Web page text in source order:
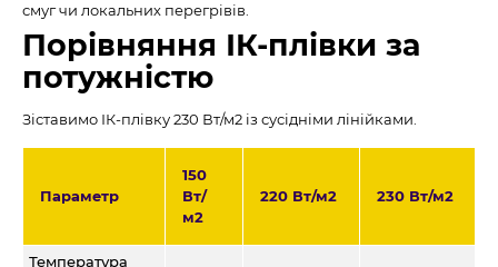
смуг чи локальних перегрівів.
Порівняння ІК-плівки за
потужністю
Зіставимо ІК-плівку 230 Вт/м2 із сусідніми лінійками.
Параметр
150
Вт/
м2
220 Вт/м2 230 Вт/м2
Температура